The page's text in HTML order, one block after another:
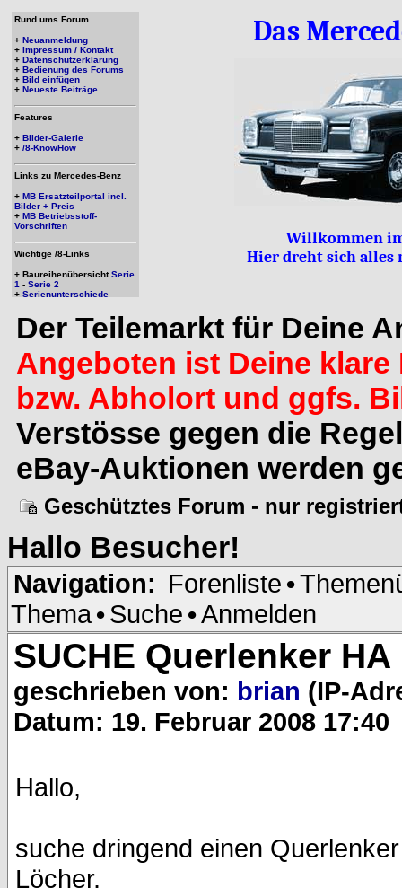
Rund ums Forum
+ Neuanmeldung
+ Impressum / Kontakt
+ Datenschutzerklärung
+ Bedienung des Forums
+ Bild einfügen
+ Neueste Beiträge
Features
+ Bilder-Galerie
+ /8-KnowHow
Links zu Mercedes-Benz
+ MB Ersatzteilportal incl.
Bilder + Preis
+ MB Betriebsstoff-
Vorschriften
Wichtige /8-Links
+ BaureihenübersichtSerie
1 - Serie 2
+ Serienunterschiede
Das
Willkommen
Hier dreht sich alles
Der Teilemarkt für Deine
Angeboten ist Deine
bzw. Abholort und ggfs.
Verstösse gegen die
eBay-Auktionen werden
Geschütztes Forum - nur
Hallo Besucher!
Navigation: Forenliste •
Thema•Suche •Anmelden
SUCHE Querlenker
geschrieben von: brian (IP-
Datum: 19. Februar 2008 17:40
Hallo,
suche dringend einen
Löcher.